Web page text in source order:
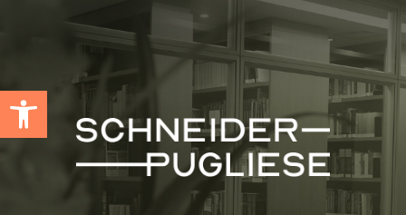
Abrir a barra de ferramentas